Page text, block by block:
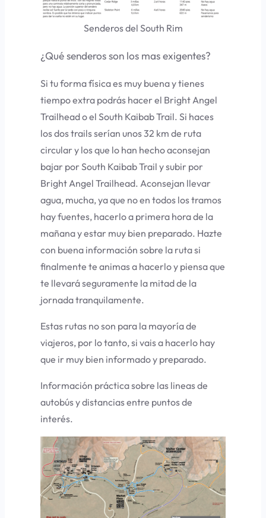
Senderos del South Rim
¿Qué senderos son los mas exigentes?
Si tu forma física es muy buena y tienes
tiempo extra podrás hacer el Bright Angel
Trailheado el South Kaibab Trail. Si haces
los dos trails serían unos 32 km de ruta
circular y los que lo han hecho aconsejan
bajar por South Kaibab Trail y subir por
Bright Angel Trailhead. Aconsejan llevar
agua, mucha, ya que no en todos los tramos
hay fuentes, hacerlo a primera hora de la
mañana y estar muy bien preparado. Hazte
con buena información sobre la ruta si
finalmente te animas a hacerlo y piensa que
te llevará seguramente la mitad de la
jornada tranquilamente.
Estas rutas no son para la mayoría de
viajeros, por lo tanto, si vais a hacerlo hay
que ir muy bien informado y preparado.
Información práctica sobre las lineas de
autobús y distancias entre puntos de
interés.